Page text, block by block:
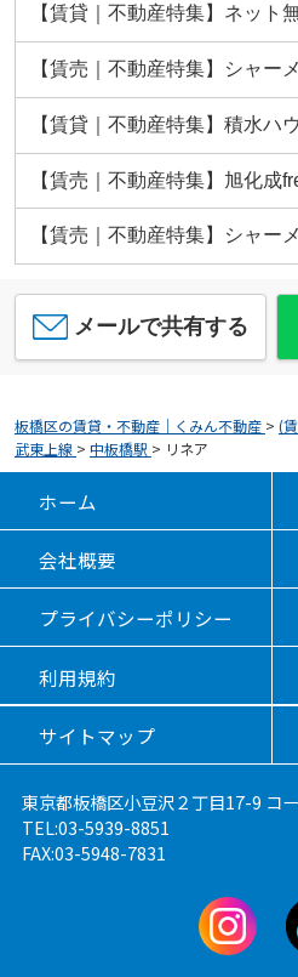
【賃貸｜不動産特集】ネット
【賃売｜不動産特集】シャー
【賃貸｜不動産特集】積水ハ
【賃売｜不動産特集】旭化成
【賃売｜不動産特集】シャー
メールで共有する
板橋区の賃貸・不動産｜くみん不動産 > (
武東上線 > 中板橋駅 > リネア
ホーム
会社概要
プライバシーポリシー
利用規約
サイトマップ
東京都板橋区小豆沢２丁目17-9 コ
TEL:03-5939-8851
FAX:03-5948-7831